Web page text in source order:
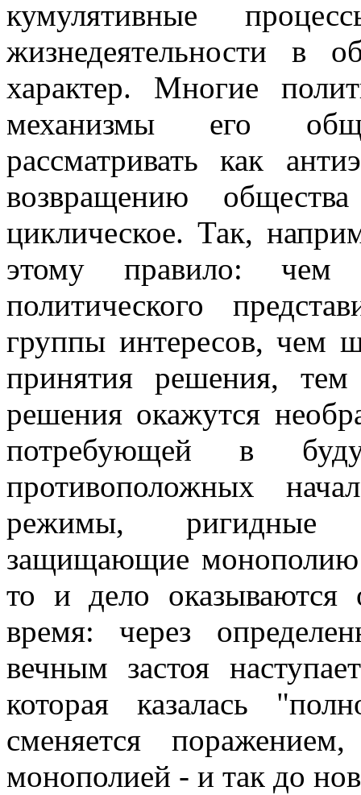
кумулятивные
жизнедеятельности в
характер. Многие
механизмы его
рассматривать как
возвращению
циклическое. Так,
этому правило: чем
политического
группы интересов, чем
принятия решения,
решения окажутся
потребующей в
противоположных
режимы, ригидные
защищающие
то и дело оказываются
время: через
вечным застоя
которая казалась
сменяется
монополией - и так до